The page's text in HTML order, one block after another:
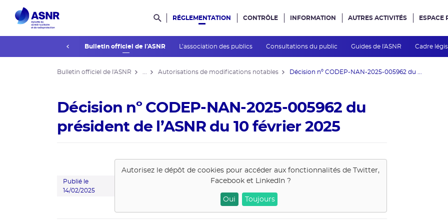
Rechercher dans le site
RÉGLEMENTATION
La réglementation Bulletin officiel de l'ASNR L’association des publics Consultations du public Guides de l'ASNR Cadre
CONTRÔLE INFORMATION AUTRES ACTIVITÉS ESPACE
Bulletin officiel de l'ASNR Autorisations de modifications notables Décision nº CODEP-NAN-2025-005962 du ...
Décision nº CODEP-NAN-2025-005962 du
président de l’ASNR du 10 février 2025
Publié le
14/02/2025
Autorisez le dépôt de cookies pour accéder aux fonctionnalités de
Twitter,
Facebook et LinkedIn?
Oui Toujours